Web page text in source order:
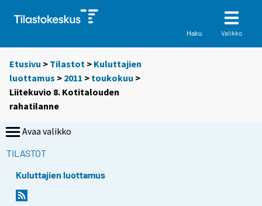
Haku Valikko
Etusivu > Tilastot > Kuluttajien
luottamus > 2011 > toukokuu >
Liitekuvio 8. Kotitalouden
rahatilanne
Avaa valikko
TILASTOT
Kuluttajien luottamus